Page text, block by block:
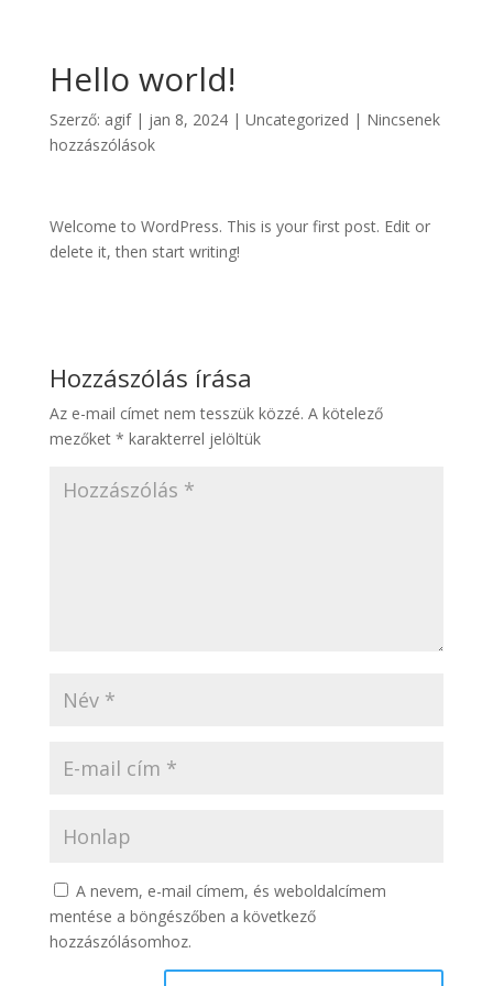
Hello world!
Szerző: agif| jan 8, 2024| Uncategorized | Nincsenek
hozzászólások
Welcome to WordPress. This is your first post. Edit or
delete it, then start writing!
Hozzászólás írása
Az e-mail címet nem tesszük közzé. A kötelező
mezőket * karakterrel jelöltük
A nevem, e-mail címem, és weboldalcímem
mentése a böngészőben a következő
hozzászólásomhoz.